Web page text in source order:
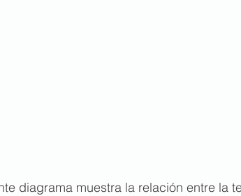
diagrama muestra la relación entre la